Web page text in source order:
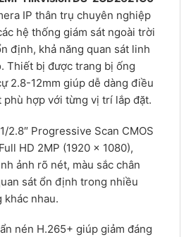
IP thân trụ chuyên nghiệp
hệ thống giám sát ngoài trời
định, khả năng quan sát linh
Thiết bị được trang bị ống
2.8-12mm giúp dễ dàng điều
phù hợp với từng vị trí lắp đặt.
2.8″ Progressive Scan CMOS
HD 2MP (1920 × 1080),
ảnh rõ nét, màu sắc chân
sát ổn định trong nhiều
khác nhau.
nén H.265+ giúp giảm đáng